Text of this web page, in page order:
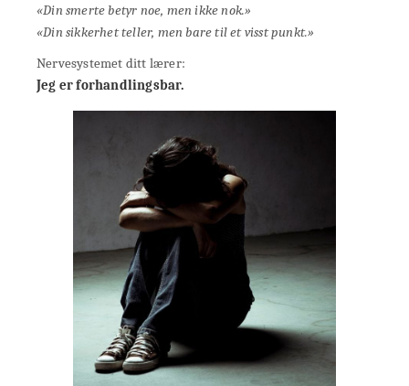
«Din smerte betyr noe, men ikke nok.»
«Din sikkerhet teller, men bare til et visst punkt.»
Nervesystemet ditt lærer:
Jeg er forhandlingsbar.